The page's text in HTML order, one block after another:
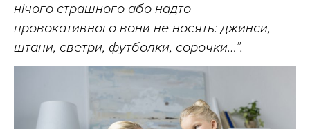
нічого страшного або надто
провокативного вони не носять: джинси,
штани, светри, футболки, сорочки…”.